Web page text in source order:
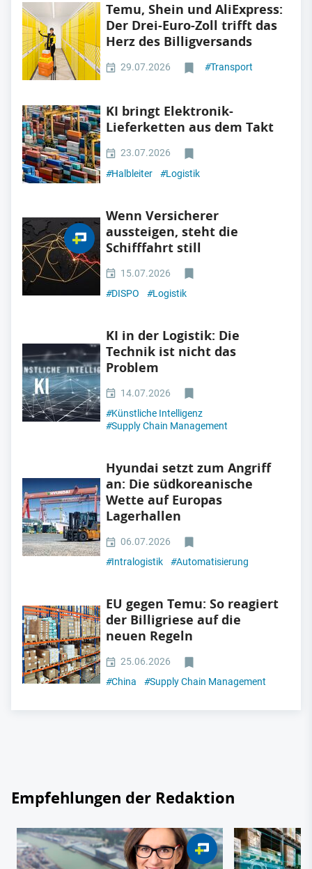
Temu, Shein und AliExpress:
Der Drei-Euro-Zoll trifft das
Herz des Billigversands
29.07.2026 #Transport
KI bringt Elektronik-
Lieferketten aus dem Takt
23.07.2026
#Halbleiter #Logistik
Wenn Versicherer
aussteigen, steht die
Schifffahrt still
15.07.2026
#DISPO #Logistik
KI in der Logistik: Die
Technik ist nicht das
Problem
14.07.2026
#Künstliche Intelligenz
#Supply Chain Management
Hyundai setzt zum Angriff
an: Die südkoreanische
Wette auf Europas
Lagerhallen
06.07.2026
#Intralogistik #Automatisierung
EU gegen Temu: So reagiert
der Billigriese auf die
neuen Regeln
25.06.2026
#China #Supply Chain Management
Empfehlungen der Redaktion